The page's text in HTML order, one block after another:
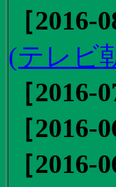
［2016-
(テレビ
［2016-
［2016-
［2016-